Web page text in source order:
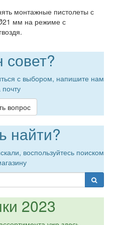
монтажные пистолеты с
мм на режиме с
с выбором, напишите нам
почту
вопрос
найти?
воспользуйтесь поиском
2023